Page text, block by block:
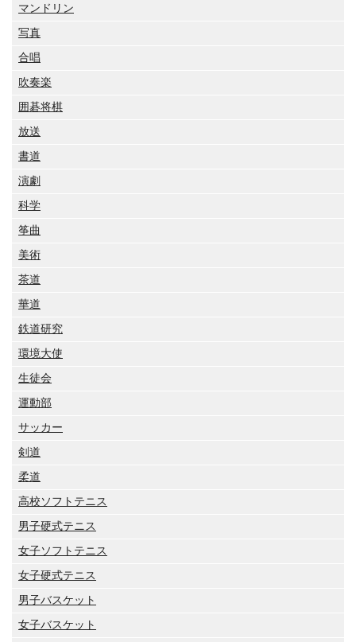
マンドリン
写真
合唱
吹奏楽
囲碁将棋
放送
書道
演劇
科学
筝曲
美術
茶道
華道
鉄道研究
環境大使
生徒会
運動部
サッカー
剣道
柔道
高校ソフトテニス
男子硬式テニス
女子ソフトテニス
女子硬式テニス
男子バスケット
女子バスケット